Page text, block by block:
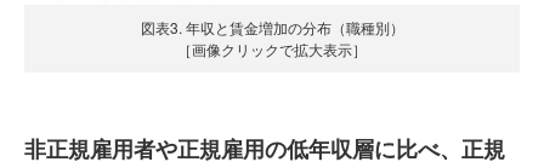
図表3. 年収と賃金増加の分布（職種別）
［画像クリックで拡大表示］
非正規雇用者や正規雇用の低年収層に比べ、正規